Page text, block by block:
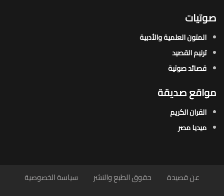
صوتيات
المتون العلمية والأدبية
ترنيم القصيد
قصائد صوتية
مواقع صديقة
القران الكريم
ميديا مصر
عن قصيدة حقوق الطبع والنشر
سياسة الخصوصية